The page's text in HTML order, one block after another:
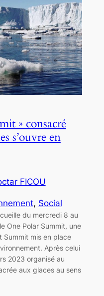
» consacré
s’ouvre en
FICOU
, Social
du mercredi 8 au
One Polar Summit, une
Summit mis en place
Après celui
2023 organisé au
aux glaces au sens